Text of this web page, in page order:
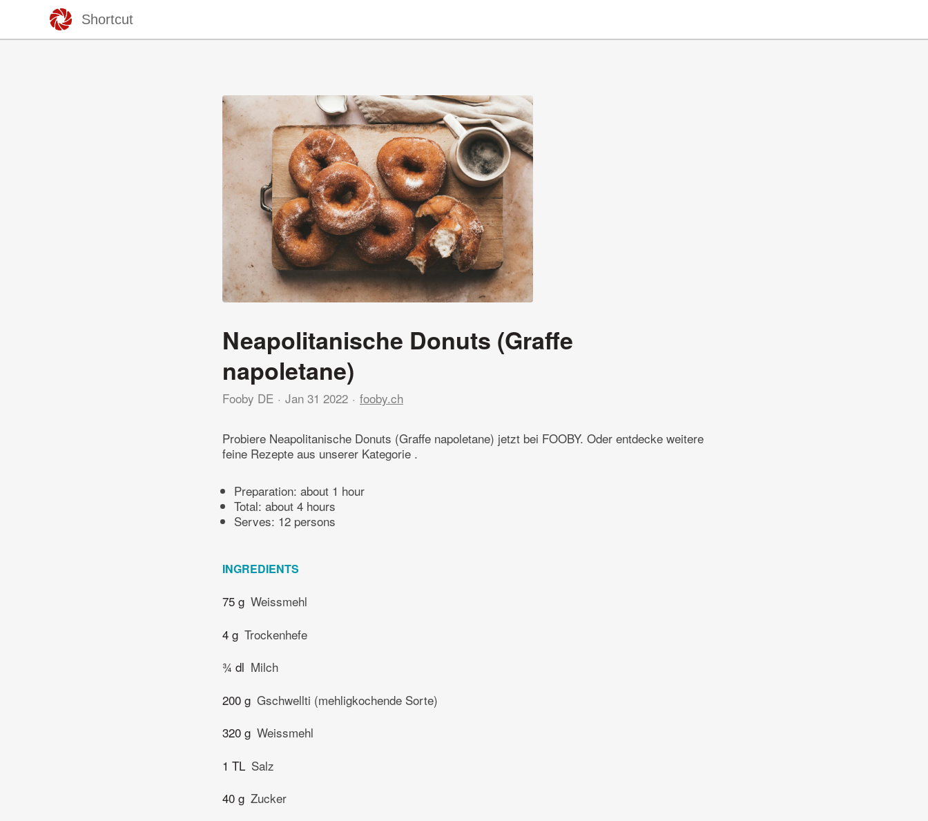
Shortcut
Neapolitanische Donuts (Graffe
napoletane)
Fooby DE Jan 31 2022 fooby.ch
Probiere Neapolitanische Donuts (Graffe napoletane) jetzt bei FOOBY. Oder entdecke weitere
feine Rezepte aus unserer Kategorie .
Preparation: about 1 hour
Total: about 4 hours
Serves: 12 persons
INGREDIENTS
75 g Weissmehl
4 g Trockenhefe
¾ dl Milch
200 g Gschwellti (mehligkochende Sorte)
320 g Weissmehl
1 TL Salz
40 g Zucker